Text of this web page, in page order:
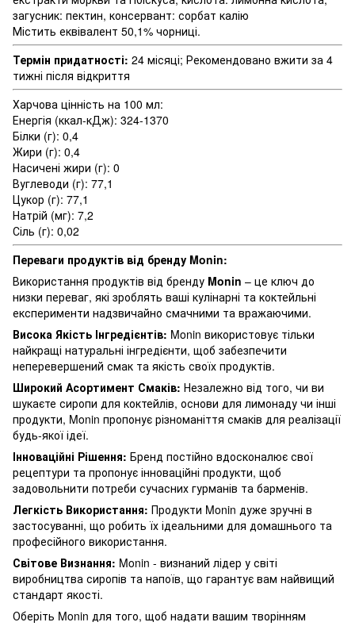
загусник: пектин, консервант: сорбат калію
Містить еквівалент 50,1% чорниці.
Термін придатності: 24 місяці; Рекомендовано вжити за 4
тижні після відкриття
Харчова цінність на 100 мл:
Енергія (ккал-кДж): 324-1370
Білки (г): 0,4
Жири (г): 0,4
Насичені жири (г): 0
Вуглеводи (г): 77,1
Цукор (г): 77,1
Натрій (мг): 7,2
Сіль (г): 0,02
Переваги продуктів від бренду Monin:
Використання продуктів від бренду Monin – це ключ до
низки переваг, які зроблять ваші кулінарні та коктейльні
експерименти надзвичайно смачними та вражаючими.
Висока Якість Інгредієнтів: Monin використовує тільки
найкращі натуральні інгредієнти, щоб забезпечити
неперевершений смак та якість своїх продуктів.
Широкий Асортимент Смаків: Незалежно від того, чи ви
шукаєте сиропи для коктейлів, основи для лимонаду чи інші
продукти, Monin пропонує різноманіття смаків для реалізації
будь-якої ідеї.
Інноваційні Рішення: Бренд постійно вдосконалює свої
рецептури та пропонує інноваційні продукти, щоб
задовольнити потреби сучасних гурманів та барменів.
Легкість Використання: Продукти Monin дуже зручні в
застосуванні, що робить їх ідеальними для домашнього та
професійного використання.
Світове Визнання: Monin - визнаний лідер у світі
виробництва сиропів та напоїв, що гарантує вам найвищий
стандарт якості.
Оберіть Monin для того, щоб надати вашим творінням